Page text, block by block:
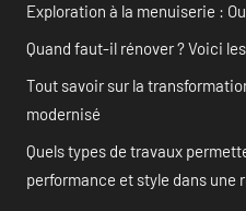
Exploration à la menuiserie :
Quand faut-il rénover ? Voici
Tout savoir sur la
modernisé
Quels types de travaux
performance et style dans une